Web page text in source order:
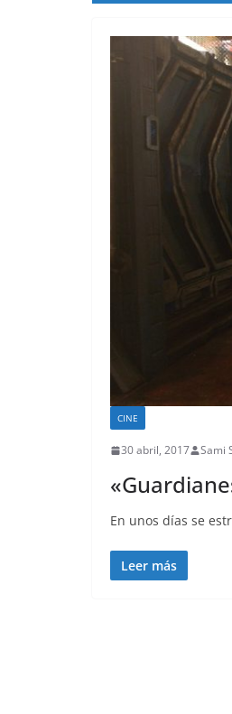
CINE
30 abril, 2017 Sami
En unos días se
Leer más